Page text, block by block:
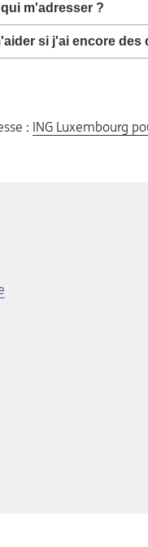
m'adresser ?
si j'ai encore des
: ING Luxembourg